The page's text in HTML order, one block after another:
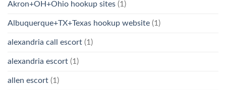
Akron+OH+Ohio hookup sites (1)
Albuquerque+TX+Texas hookup website (1)
alexandria call escort (1)
alexandria escort (1)
allen escort (1)